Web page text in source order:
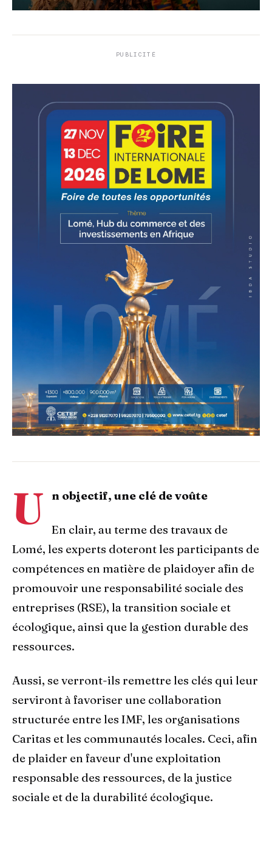
PUBLICITÉ
U n objectif, une clé de voûte
En clair, au terme des travaux de
Lomé, les experts doteront les participants de
compétences en matière de plaidoyer afin de
promouvoir une responsabilité sociale des
entreprises (RSE), la transition sociale et
écologique, ainsi que la gestion durable des
ressources.
Aussi, se verront-ils remettre les clés qui leur
serviront à favoriser une collaboration
structurée entre les IMF, les organisations
Caritas et les communautés locales. Ceci, afin
de plaider en faveur d'une exploitation
responsable des ressources, de la justice
sociale et de la durabilité écologique.